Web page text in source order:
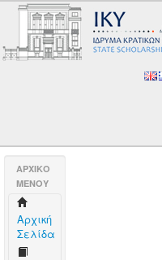
AΡΧΙΚΟ
ΜΕΝΟΥ
Aρχική
Σελίδα